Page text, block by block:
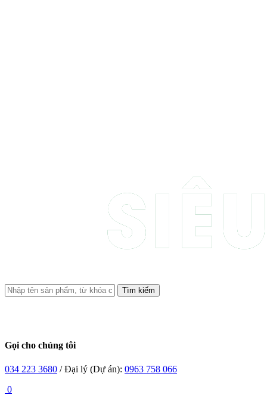
Tìm kiếm
Gọi cho chúng tôi
034 223 3680 / Đại lý (Dự án): 0963 758 066
0